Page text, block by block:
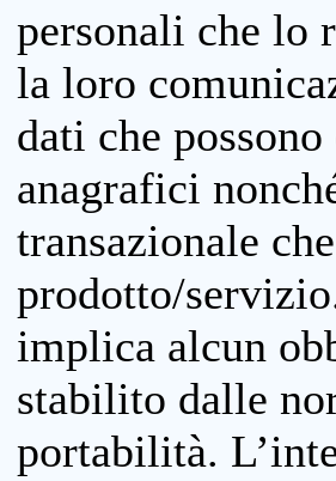
personali che lo
la loro
dati che
anagrafici
transazionale
prodotto/
implica alcun
stabilito dalle
portabilità.